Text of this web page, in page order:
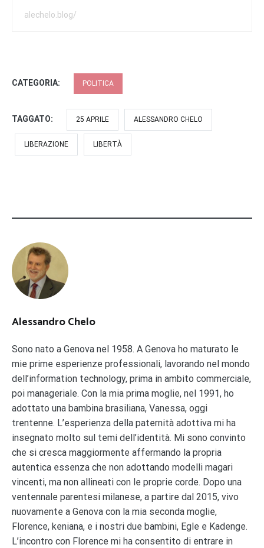
alechelo.blog/
CATEGORIA: POLITICA
TAGGATO: 25 APRILE ALESSANDRO CHELO
LIBERAZIONE LIBERTÀ
Alessandro Chelo
Sono nato a Genova nel 1958. A Genova ho maturato le
mie prime esperienze professionali, lavorando nel mondo
dell’information technology, prima in ambito commerciale,
poi manageriale. Con la mia prima moglie, nel 1991, ho
adottato una bambina brasiliana, Vanessa, oggi
trentenne. L’esperienza della paternità adottiva mi ha
insegnato molto sul temi dell’identità. Mi sono convinto
che si cresca maggiormente affermando la propria
autentica essenza che non adottando modelli magari
vincenti, ma non allineati con le proprie corde. Dopo una
ventennale parentesi milanese, a partire dal 2015, vivo
nuovamente a Genova con la mia seconda moglie,
Florence, keniana, e i nostri due bambini, Egle e Kadenge.
L’incontro con Florence mi ha consentito di entrare in